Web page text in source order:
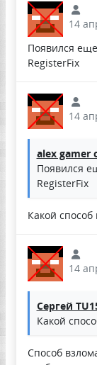
14
Появился
RegisterFix
14
alex gamer
Появился
RegisterFix
Какой способ
14
Сергей
Какой
Способ